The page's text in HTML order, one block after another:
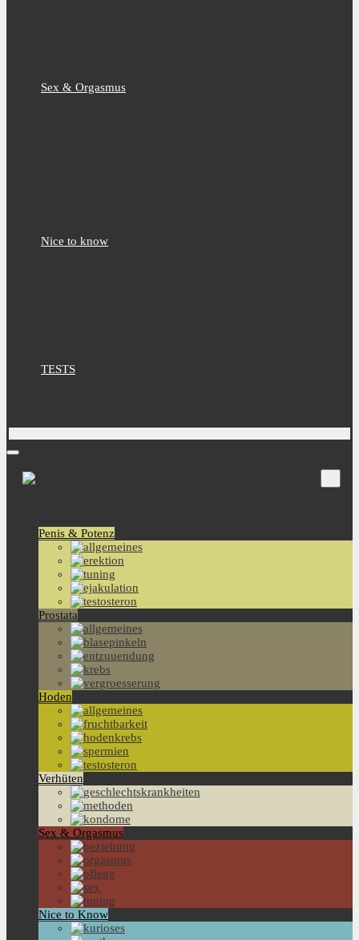
Sex & Orgasmus
Nice to know
TESTS
Penis & Potenz
Prostata
Hoden
Verhüten
Sex & Orgasmus
Nice to Know